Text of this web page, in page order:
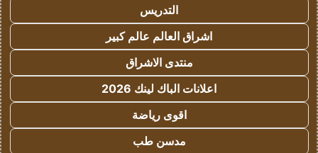
التدريس
اشراق العالم عالم كبير
منتدى الاشراق
اعلانات الباك لينك 2026
اقوى رياضة
مدسن طب